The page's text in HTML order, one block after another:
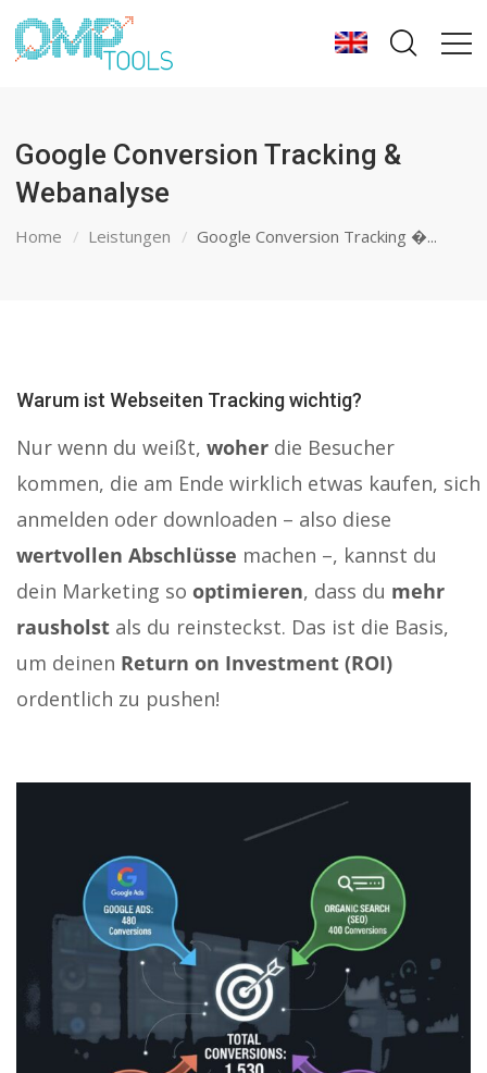
Google Conversion Tracking &
Webanalyse
Home Leistungen Google Conversion Tracking �...
Warum ist Webseiten Tracking wichtig?
Nur wenn du weißt, woher die Besucher
kommen, die am Ende wirklich etwas kaufen, sich
anmelden oder downloaden – also diese
wertvollen Abschlüsse machen –, kannst du
dein Marketing so optimieren, dass du mehr
rausholst als du reinsteckst. Das ist die Basis,
um deinen Return on Investment (ROI)
ordentlich zu pushen!